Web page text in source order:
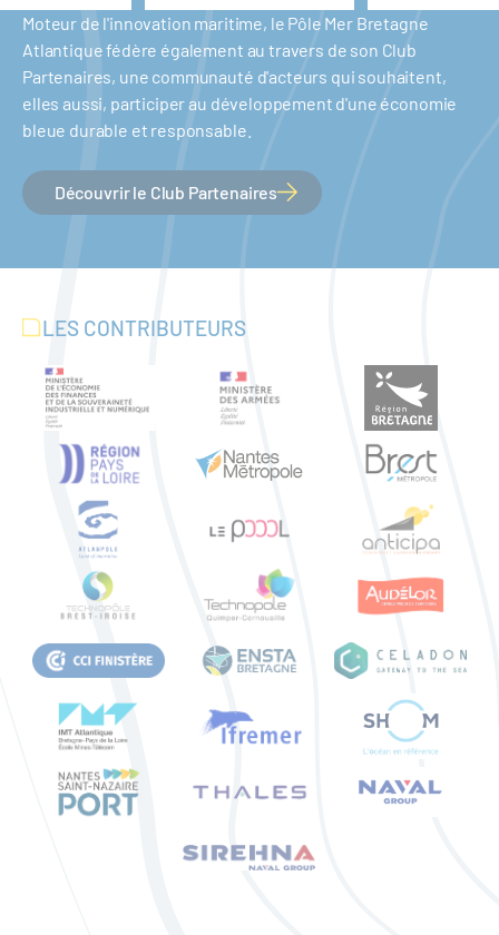
Moteur de l'innovation maritime, le Pôle Mer Bretagne
Atlantique fédère également au travers de son Club
Partenaires, une communauté d'acteurs qui souhaitent,
elles aussi, participer au développement d'une économie
bleue durable et responsable.
Découvrir le Club Partenaires
LES CONTRIBUTEURS